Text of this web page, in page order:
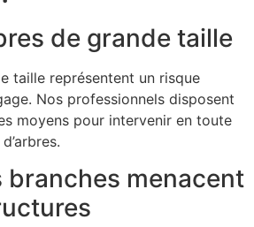
de grande taille
taille représentent un risque
Nos professionnels disposent
moyens pour intervenir en toute
branches menacent